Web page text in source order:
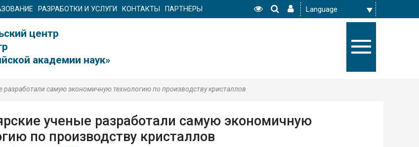
РАЗРАБОТКИ И УСЛУГИ КОНТАКТЫ ПАРТНЁРЫ
центр
академии наук»
разработали самую экономичную технологию по производству кристаллов
ученые разработали самую экономичную
по производству кристаллов